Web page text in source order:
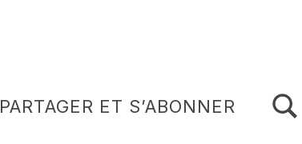
PARTAGER ET S’ABONNER